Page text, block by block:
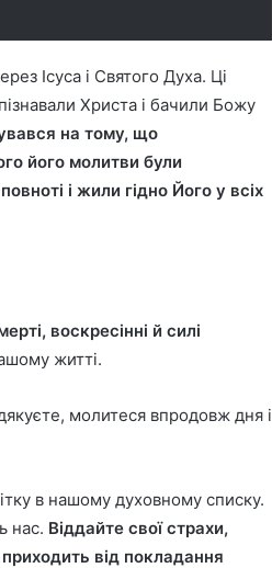
Ісуса і Святого Духа. Ці
Христа і бачили Божу
на тому, що
його молитви були
і жили гідно Його у всіх
воскресінні й силі
житті.
молитеся впродовж дня і
в нашому духовному списку.
нас. Віддайте свої страхи,
від покладання